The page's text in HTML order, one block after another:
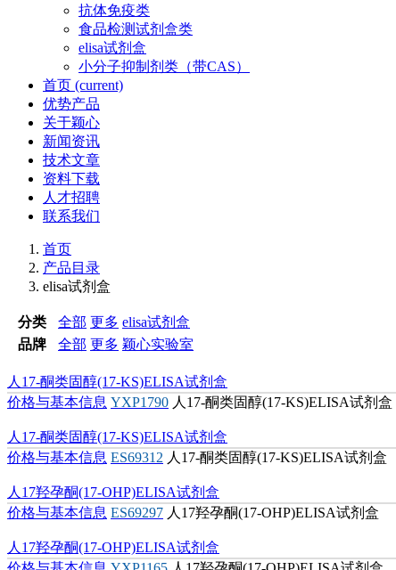
抗体免疫类
食品检测试剂盒类
elisa试剂盒
小分子抑制剂类（带CAS）
首页 (current)
优势产品
关于颖心
新闻资讯
技术文章
资料下载
人才招聘
联系我们
首页
产品目录
elisa试剂盒
分类 全部 更多 elisa试剂盒
品牌
全部 更多 颖心实验室
人17-酮类固醇(17-KS)ELISA试剂盒
价格与基本信息 YXP1790 人17-酮类固醇(17-KS)ELISA试剂盒
人17-酮类固醇(17-KS)ELISA试剂盒
价格与基本信息 ES69312 人17-酮类固醇(17-KS)ELISA试剂盒
人17羟孕酮(17-OHP)ELISA试剂盒
价格与基本信息 ES69297 人17羟孕酮(17-OHP)ELISA试剂盒
人17羟孕酮(17-OHP)ELISA试剂盒